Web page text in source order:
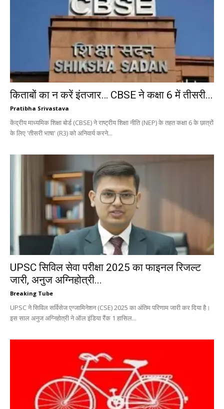
किताबों का न करें इंतजार… CBSE ने कक्षा 6 में तीसरी...
Pratibha Srivastava
केंद्रीय माध्यमिक शिक्षा बोर्ड (CBSE) ने राष्ट्रीय शिक्षा नीति (NEP) के तहत कक्षा 6 के छात्रों
के लिए 'तीसरी भाषा' (R3) को अनिवार्य करने...
UPSC सिविल सेवा परीक्षा 2025 का फाइनल रिजल्ट
जारी, अनुज अग्निहोत्री...
Breaking Tube
UPSC ने सिविल सर्विसेज एग्जामिनेशन (CSE) 2025 का अंतिम परिणाम जारी कर दिया है।
इस साल अनुज अग्निहोत्री ने ऑल इंडिया रैंक 1 हासिल...